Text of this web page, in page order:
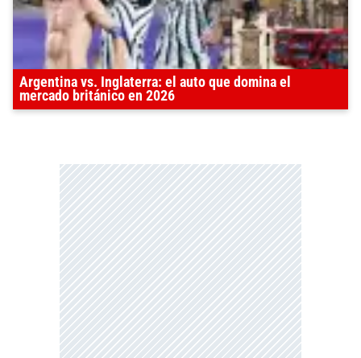
Argentina vs. Inglaterra: el auto que domina el
mercado británico en 2026